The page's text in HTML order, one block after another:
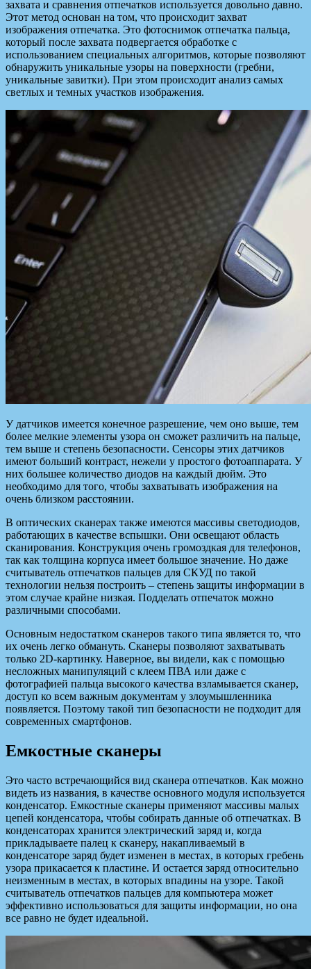
захвата и сравнения отпечатков используется довольно давно.
Этот метод основан на том, что происходит захват
изображения отпечатка. Это фотоснимок отпечатка пальца,
который после захвата подвергается обработке с
использованием специальных алгоритмов, которые позволяют
обнаружить уникальные узоры на поверхности (гребни,
уникальные завитки). При этом происходит анализ самых
светлых и темных участков изображения.
У датчиков имеется конечное разрешение, чем оно выше, тем
более мелкие элементы узора он сможет различить на пальце,
тем выше и степень безопасности. Сенсоры этих датчиков
имеют больший контраст, нежели у простого фотоаппарата. У
них большее количество диодов на каждый дюйм. Это
необходимо для того, чтобы захватывать изображения на
очень близком расстоянии.
В оптических сканерах также имеются массивы светодиодов,
работающих в качестве вспышки. Они освещают область
сканирования. Конструкция очень громоздкая для телефонов,
так как толщина корпуса имеет большое значение. Но даже
считыватель отпечатков пальцев для СКУД по такой
технологии нельзя построить – степень защиты информации в
этом случае крайне низкая. Подделать отпечаток можно
различными способами.
Основным недостатком сканеров такого типа является то, что
их очень легко обмануть. Сканеры позволяют захватывать
только 2D-картинку. Наверное, вы видели, как с помощью
несложных манипуляций с клеем ПВА или даже с
фотографией пальца высокого качества взламывается сканер,
доступ ко всем важным документам у злоумышленника
появляется. Поэтому такой тип безопасности не подходит для
современных смартфонов.
Емкостные сканеры
Это часто встречающийся вид сканера отпечатков. Как можно
видеть из названия, в качестве основного модуля используется
конденсатор. Емкостные сканеры применяют массивы малых
цепей конденсатора, чтобы собирать данные об отпечатках. В
конденсаторах хранится электрический заряд и, когда
прикладываете палец к сканеру, накапливаемый в
конденсаторе заряд будет изменен в местах, в которых гребень
узора прикасается к пластине. И остается заряд относительно
неизменным в местах, в которых впадины на узоре. Такой
считыватель отпечатков пальцев для компьютера может
эффективно использоваться для защиты информации, но она
все равно не будет идеальной.